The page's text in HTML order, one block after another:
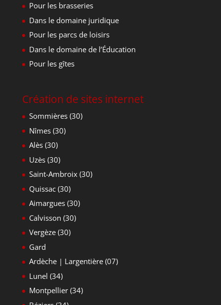
Pour les brasseries
Dans le domaine juridique
Pour les parcs de loisirs
Dans le domaine de l’Éducation
Pour les gîtes
Création de sites internet
Sommières (30)
Nîmes (30)
Alès (30)
Uzès (30)
Saint-Ambroix (30)
Quissac (30)
Aimargues (30)
Calvisson (30)
Vergèze (30)
Gard
Ardèche | Largentière (07)
Lunel (34)
Montpellier (34)